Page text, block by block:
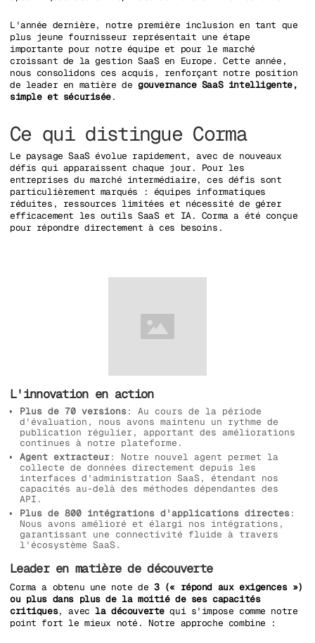
L'année dernière, notre première inclusion en tant que
plus jeune fournisseur représentait une étape
importante pour notre équipe et pour le marché
croissant de la gestion SaaS en Europe. Cette année,
nous consolidons ces acquis, renforçant notre position
de leader en matière de gouvernance SaaS intelligente,
simple et sécurisée.
Ce qui distingue Corma
Le paysage SaaS évolue rapidement, avec de nouveaux
défis qui apparaissent chaque jour. Pour les
entreprises du marché intermédiaire, ces défis sont
particulièrement marqués : équipes informatiques
réduites, ressources limitées et nécessité de gérer
efficacement les outils SaaS et IA. Corma a été conçue
pour répondre directement à ces besoins.
L'innovation en action
Plus de 70 versions: Au cours de la période
d'évaluation, nous avons maintenu un rythme de
publication régulier, apportant des améliorations
continues à notre plateforme.
Agent extracteur: Notre nouvel agent permet la
collecte de données directement depuis les
interfaces d'administration SaaS, étendant nos
capacités au-delà des méthodes dépendantes des
API.
Plus de 800 intégrations d'applications directes:
Nous avons amélioré et élargi nos intégrations,
garantissant une connectivité fluide à travers
l'écosystème SaaS.
Leader en matière de découverte
Corma a obtenu une note de 3 (« répond aux exigences »)
ou plus dans plus de la moitié de ses capacités
critiques, avecla découvertequi s'impose comme notre
point fort le mieux noté. Notre approche combine :